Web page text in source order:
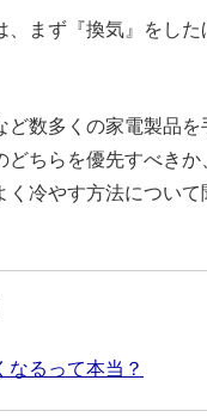
、まず『換気』をし
ど数多くの家電製品
どちらを優先すべき
冷やす方法について
なるって本当？